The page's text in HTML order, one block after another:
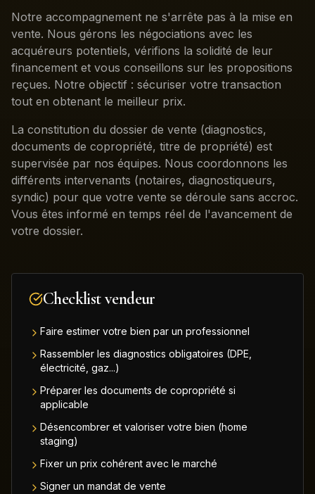
Notre accompagnement ne s'arrête pas à la mise en
vente. Nous gérons les négociations avec les
acquéreurs potentiels, vérifions la solidité de leur
financement et vous conseillons sur les propositions
reçues. Notre objectif : sécuriser votre transaction
tout en obtenant le meilleur prix.
La constitution du dossier de vente (diagnostics,
documents de copropriété, titre de propriété) est
supervisée par nos équipes. Nous coordonnons les
différents intervenants (notaires, diagnostiqueurs,
syndic) pour que votre vente se déroule sans accroc.
Vous êtes informé en temps réel de l'avancement de
votre dossier.
Checklist vendeur
Faire estimer votre bien par un professionnel
Rassembler les diagnostics obligatoires (DPE,
électricité, gaz...)
Préparer les documents de copropriété si
applicable
Désencombrer et valoriser votre bien (home
staging)
Fixer un prix cohérent avec le marché
Signer un mandat de vente